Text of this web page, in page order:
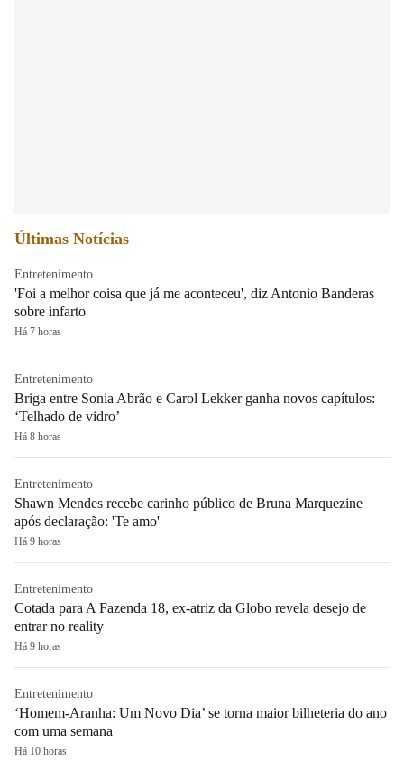
Últimas Notícias
Entretenimento
'Foi a melhor coisa que já me aconteceu', diz Antonio Banderas
sobre infarto
Há 7 horas
Entretenimento
Briga entre Sonia Abrão e Carol Lekker ganha novos capítulos:
‘Telhado de vidro’
Há 8 horas
Entretenimento
Shawn Mendes recebe carinho público de Bruna Marquezine
após declaração: 'Te amo'
Há 9 horas
Entretenimento
Cotada para A Fazenda 18, ex-atriz da Globo revela desejo de
entrar no reality
Há 9 horas
Entretenimento
‘Homem-Aranha: Um Novo Dia’ se torna maior bilheteria do ano
com uma semana
Há 10 horas